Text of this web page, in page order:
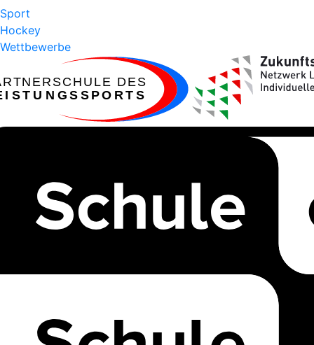
Sport
Hockey
Wettbewerbe
ARTNERSCHULE DES
EISTUNGSSPORTS